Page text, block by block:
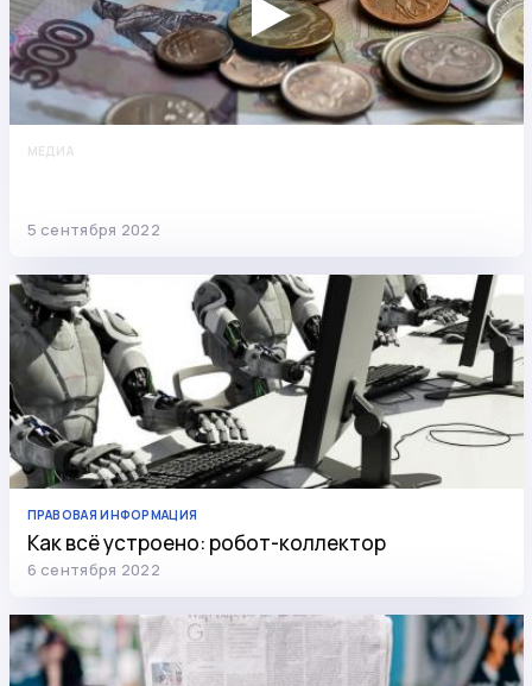
МЕДИА
5 сентября 2022
ПРАВОВАЯ ИНФОРМАЦИЯ
Как всё устроено: робот-коллектор
6 сентября 2022